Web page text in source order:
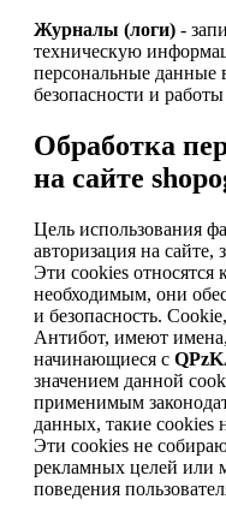
Журналы (логи) -
техническую
персональные данные
безопасности и работы
Обработка
на сайте
Цель использования
авторизация на сайте,
Эти cookies
необходимым, они
и безопасность.
Антибот, имеют
начинающиеся с
значением данной
применимым
данных, такие cookies
Эти cookies не
рекламных целей или
поведения